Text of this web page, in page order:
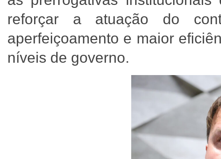
reforçar a atuação do
aperfeiçoamento e maior
níveis de governo.